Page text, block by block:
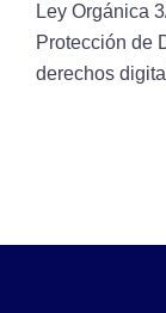
Ley Orgánica
Protección de
derechos